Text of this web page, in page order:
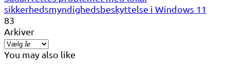
sikkerhedsmyndighedsbeskyttelse i Windows 11
83
Arkiver
You may also like